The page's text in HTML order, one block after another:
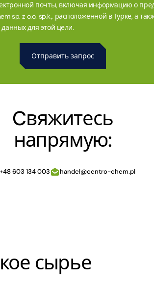
почты, включая информацию о
sp. z o.o. sp.k., расположенной в Турке, а
для этой цели.
Cвяжитесь
напрямую:
+48 603 134 003 handel@centro-chem.pl
сырье